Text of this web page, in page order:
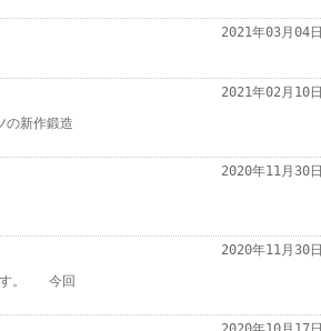
2021年03月04日
の新作鍛造
2021年02月10日
。
2020年11月30日
す。 今回
2020年11月30日